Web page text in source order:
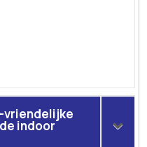
vriendelijke
indoor